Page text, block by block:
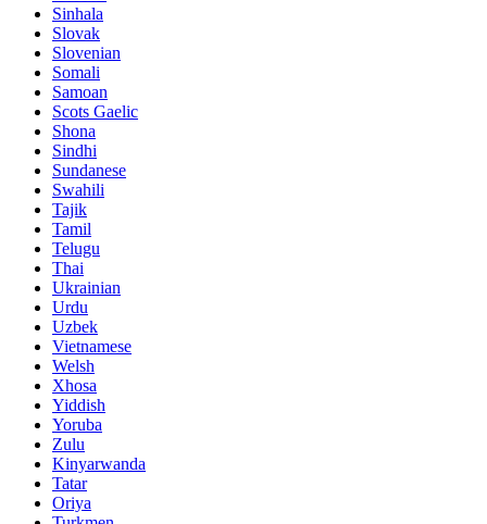
Sinhala
Slovak
Slovenian
Somali
Samoan
Scots Gaelic
Shona
Sindhi
Sundanese
Swahili
Tajik
Tamil
Telugu
Thai
Ukrainian
Urdu
Uzbek
Vietnamese
Welsh
Xhosa
Yiddish
Yoruba
Zulu
Kinyarwanda
Tatar
Oriya